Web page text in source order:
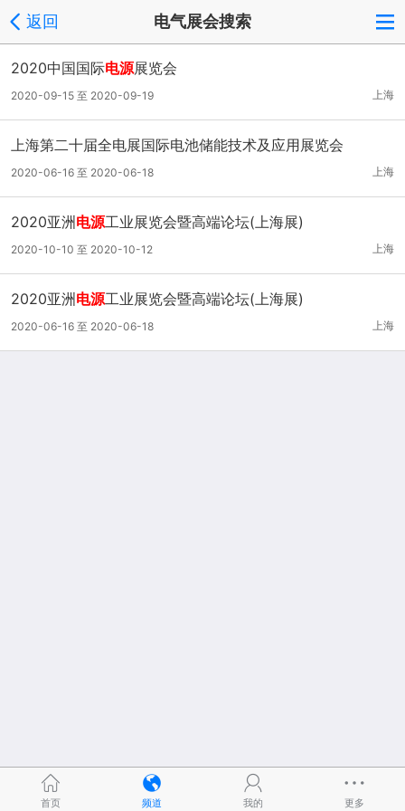
返回 电气展会搜索
2020中国国际电源展览会
上海
2020-09-15 至 2020-09-19
上海第二十届全电展国际电池储能技术及应用展览会
上海
2020-06-16 至 2020-06-18
2020亚洲 电源工业展览会暨高端论坛(上海展)
上海
2020-10-10 至 2020-10-12
2020亚洲 电源工业展览会暨高端论坛(上海展)
上海
2020-06-16 至 2020-06-18
首页 频道 我的 更多